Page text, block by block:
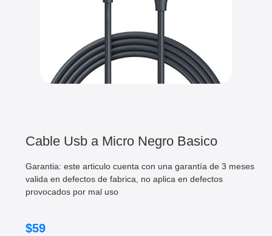
Cable Usb a Micro Negro Basico
Garantia: este articulo cuenta con una garantía de 3 meses
valida en defectos de fabrica, no aplica en defectos
provocados por mal uso
$59